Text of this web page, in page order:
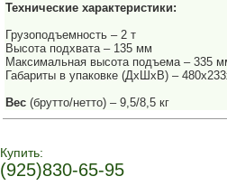
Технические характеристики:
Грузоподъемность – 2 т
Высота подхвата – 135 мм
Максимальная высота подъема – 335
Габариты в упаковке (ДхШхВ) –
Вес (брутто/нетто) – 9,5/8,5 кг
Купить:
(925)830-65-95